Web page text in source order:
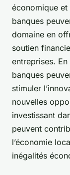
économique
banques
domaine en
soutien
entreprises.
banques
stimuler
nouvelles
investissant
peuvent
l’économie
inégalités